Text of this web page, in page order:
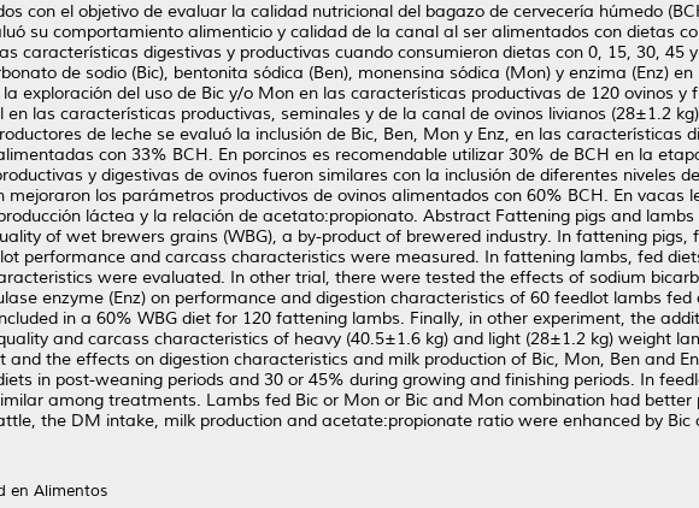
con el objetivo de evaluar la calidad nutricional del bagazo de cervecería húmedo
su comportamiento alimenticio y calidad de la canal al ser alimentados con dietas
características digestivas y productivas cuando consumieron dietas con 0, 15, 30, 45
de sodio (Bic), bentonita sódica (Ben), monensina sódica (Mon) y enzima (Enz)
exploración del uso de Bic y/o Mon en las características productivas de 120 ovinos y
las características productivas, seminales y de la canal de ovinos livianos (28±1.2
de leche se evaluó la inclusión de Bic, Ben, Mon y Enz, en las características
con 33% BCH. En porcinos es recomendable utilizar 30% de BCH en la
y digestivas de ovinos fueron similares con la inclusión de diferentes niveles
los parámetros productivos de ovinos alimentados con 60% BCH. En vacas
láctea y la relación de acetato:propionato. Abstract Fattening pigs and
of wet brewers grains (WBG), a by-product of brewered industry. In fattening pigs,
performance and carcass characteristics were measured. In fattening lambs, fed
were evaluated. In other trial, there were tested the effects of sodium
enzyme (Enz) on performance and digestion characteristics of 60 feedlot lambs
in a 60% WBG diet for 120 fattening lambs. Finally, in other experiment, the
and carcass characteristics of heavy (40.5±1.6 kg) and light (28±1.2 kg) weight
the effects on digestion characteristics and milk production of Bic, Mon, Ben and
in post-weaning periods and 30 or 45% during growing and finishing periods. In
among treatments. Lambs fed Bic or Mon or Bic and Mon combination had better
the DM intake, milk production and acetate:propionate ratio were enhanced by Bic
en Alimentos